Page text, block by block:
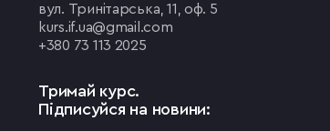
вул. Тринітарська, 11, оф. 5
kurs.if.ua@gmail.com
+380 73 113 2025
Тримай курс.
Підписуйся на новини: